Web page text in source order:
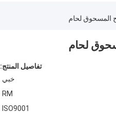
المسحوق لحام
لحام
تفاصيل المنتج:
خبي
RM
ISO9001